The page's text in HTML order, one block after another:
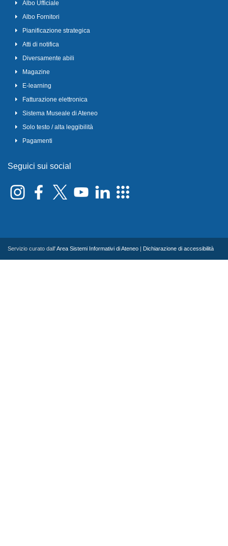
Albo Ufficiale
Albo Fornitori
Pianificazione strategica
Atti di notifica
Diversamente abili
Magazine
E-learning
Fatturazione elettronica
Sistema Museale di Ateneo
Solo testo / alta leggibilità
Pagamenti
Seguici sui social
Servizio curato dall'Area Sistemi Informativi di Ateneo Dichiarazione di accessibilità